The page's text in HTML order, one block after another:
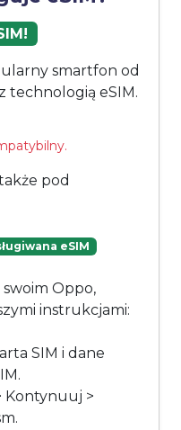
smartfon od
technologią eSIM.
pod
eSIM
Oppo,
instrukcjami:
SIM i dane
Kontynuuj >